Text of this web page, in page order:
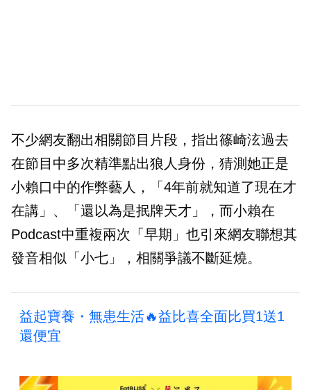
不少網友翻出相關節目片段，指出篠崎泫過去
在節目中多次精準點出狼人身份，猜測她正是
小賴口中的作弊藝人，「4年前就知道了現在才
在講」、「還以為是抿牌天才」，而小賴在
Podcast中重複兩次「早期」也引來網友聯想其
發音相似「小七」，相關爭議不斷延燒。
益起寶養・無患生活🔥益比喜全面比買1送1
還便宜